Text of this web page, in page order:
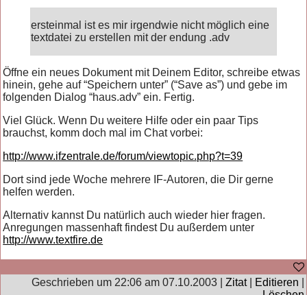
ersteinmal ist es mir irgendwie nicht möglich eine
textdatei zu erstellen mit der endung .adv
Öffne ein neues Dokument mit Deinem Editor, schreibe etwas
hinein, gehe auf “Speichern unter” (“Save as”) und gebe im
folgenden Dialog “haus.adv” ein. Fertig.
Viel Glück. Wenn Du weitere Hilfe oder ein paar Tips
brauchst, komm doch mal im Chat vorbei:
http://www.ifzentrale.de/forum/viewtopic.php?t=39
Dort sind jede Woche mehrere IF-Autoren, die Dir gerne
helfen werden.
Alternativ kannst Du natürlich auch wieder hier fragen.
Anregungen massenhaft findest Du außerdem unter
http://www.textfire.de
Geschrieben um 22:06 am 07.10.2003 | Zitat| Editieren